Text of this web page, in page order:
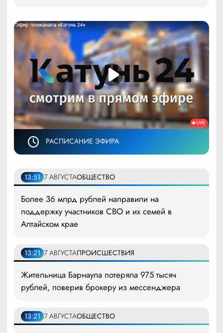
РАСПИСАНИЕ ЭФИРА
13:51 7 АВГУСТАОБЩЕСТВО
Более 36 млрд рублей направили на
поддержку участников СВО и их семей в
Алтайском крае
13:21 7 АВГУСТАПРОИСШЕСТВИЯ
Жительница Барнаула потеряла 975 тысяч
рублей, поверив брокеру из мессенджера
13:21 7 АВГУСТАОБЩЕСТВО